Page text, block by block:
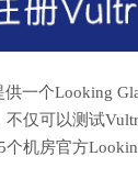
一个Looking
不仅可以测试
机房官方